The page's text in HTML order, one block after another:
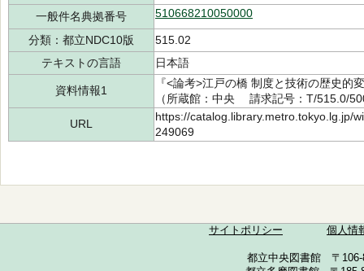
一般件名典拠番号
510668210050000
分類：都立NDC10版
515.02
テキストの言語
日本語
資料情報1
『<論考>江戸の橋 制度と技術の歴
（所蔵館：中央 請求記号：T/515.0/
URL
https://catalog.library.metro.tokyo.lg.jp/
249069
サイトポリシー 個人情
都立中央図書館 〒